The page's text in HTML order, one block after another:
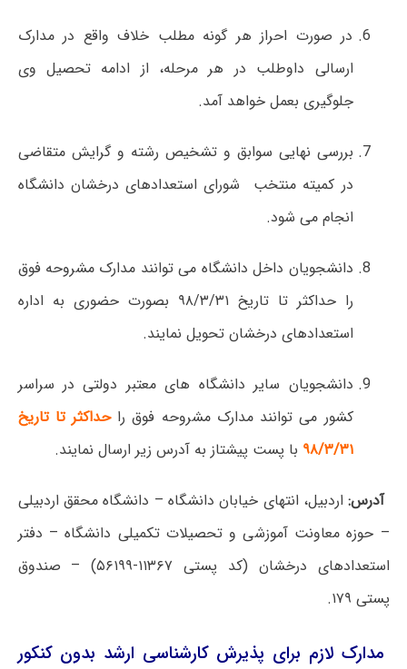
در صورت احراز هر گونه مطلب خلاف واقع در مدارک
ارسالی داوطلب در هر مرحله، از ادامه تحصیل وی
جلوگیری بعمل خواهد آمد.
بررسی نهایی سوابق و تشخیص رشته و گرایش متقاضی
در کمیته منتخب شورای استعدادهای درخشان دانشگاه
انجام می شود.
دانشجویان داخل دانشگاه می توانند مدارک مشروحه فوق
را حداکثر تا تاریخ ۹۸/۳/۳۱ بصورت حضوری به اداره
استعدادهای درخشان تحویل نمایند.
دانشجویان سایر دانشگاه های معتبر دولتی در سراسر
کشور می توانند مدارک مشروحه فوق راحداکثر تا تاریخ
۹۸/۳/۳۱ با پست پیشتاز به آدرس زیر ارسال نمایند.
آدرس:اردبیل، انتهای خیابان دانشگاه – دانشگاه محقق اردبیلی
– حوزه معاونت آموزشی و تحصیلات تکمیلی دانشگاه – دفتر
استعدادهای درخشان (کد پستی ۱۱۳۶۷-۵۶۱۹۹) – صندوق
پستی ۱۷۹.
مدارک لازم برای پذیرش کارشناسی ارشد بدون کنکور